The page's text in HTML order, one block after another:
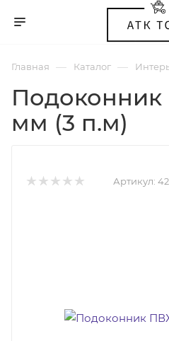
Главная — Каталог —
Подоконник
мм (3 п.м)
Артикул: